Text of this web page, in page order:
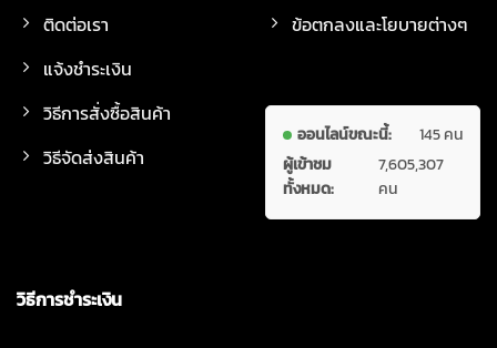
ติดต่อเรา
แจ้งชำระเงิน
วิธีการสั่งซื้อสินค้า
วิธีจัดส่งสินค้า
ข้อตกลงและโยบายต่างๆ
ออนไลน์ขณะนี้:
145 คน
ผู้เข้าชม
ทั้งหมด:
7,605,307
คน
วิธีการชำระเงิน